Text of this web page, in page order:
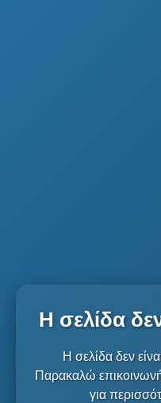
Η σελίδα
Η σελίδα δεν
Παρακαλώ
για